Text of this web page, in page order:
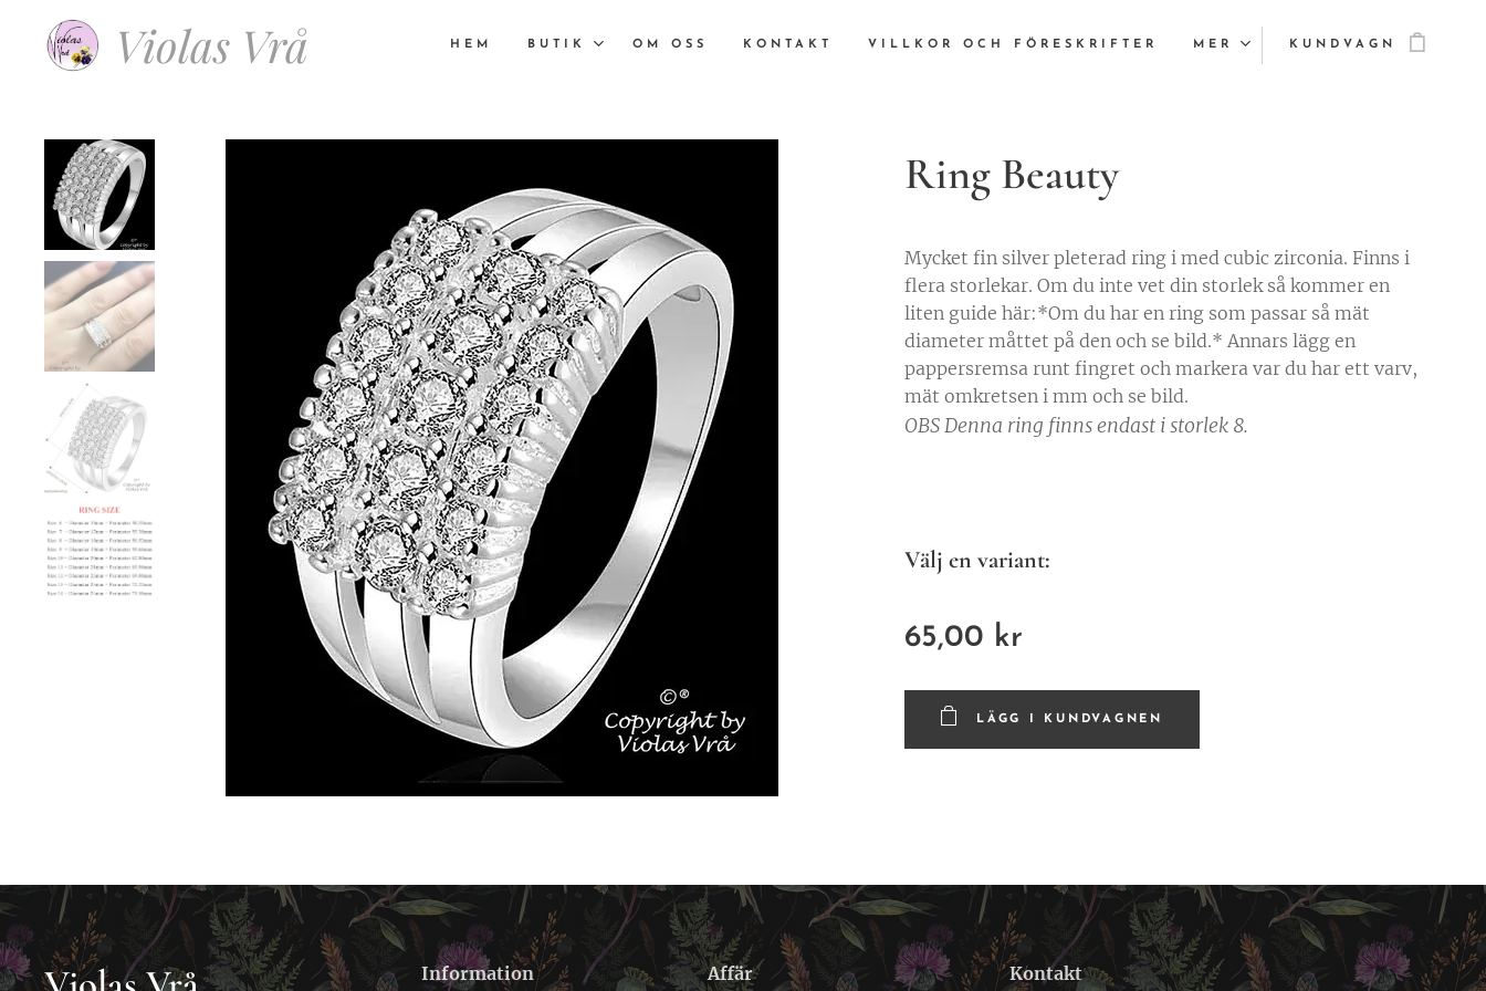
Violas Vrå HEM BUTIK OM OSS KONTAKT VILLKOR OCH FÖRESKRIFTER MER KUNDVAGN
Ring Beauty
Mycket fin silver pleterad ring i med cubic zirconia. Finns i
flera storlekar. Om du inte vet din storlek så kommer en
liten guide här:*Om du har en ring som passar så mät
diameter måttet på den och se bild.* Annars lägg en
pappersremsa runt fingret och markera var du har ett varv,
mät omkretsen i mm och se bild.
OBS Denna ring finns endast i storlek 8.
Välj en variant:
65,00 kr
LÄGG I KUNDVAGNEN
Information Affär Kontakt